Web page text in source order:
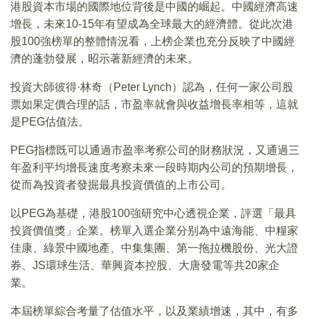
港股資本市場的國際地位背後是中國的崛起。中國經濟高速
增長，未來10-15年有望成為全球最大的經濟體。從此次港
股100強榜單的整體情況看，上榜企業也充分反映了中國經
濟的蓬勃發展，昭示著新經濟的未來。
投資大師彼得·林奇（Peter Lynch）認為，任何一家公司股
票如果定價合理的話，市盈率就會與收益增長率相等，這就
是PEG估值法。
PEG指標既可以通過市盈率考察公司的財務狀況，又通過三
年盈利平均增長速度考察未來一段時期内公司的預期增長，
從而為投資者發掘最具投資價值的上市公司。
以PEG為基礎，港股100強研究中心透視企業，評選「最具
投資價值獎」企業。榜單入選企業分别為中遠海能、中糧家
佳康、綠景中國地產、中集集團、第一拖拉機股份、光大證
券、JS環球生活、華興資本控股、大唐發電等共20家企
業。
本屆榜單綜合考量了估值水平，以及業績增速，其中，有多